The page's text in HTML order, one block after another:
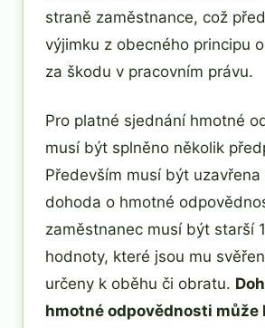
straně zaměstnance, což
výjimku z obecného principu
za škodu v pracovním právu.
Pro platné sjednání hmotné
musí být splněno několik
Především musí být uzavřena
dohoda o hmotné
zaměstnanec musí být starší
hodnoty, které jsou mu
určeny k oběhu či obratu.
hmotné odpovědnosti může